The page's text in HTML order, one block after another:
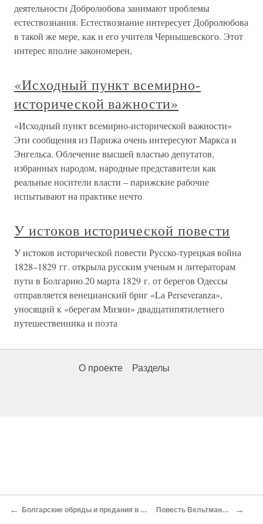
деятельности Добролюбова занимают проблемы
естествознания. Естествознание интересует Добролюбова
в такой же мере, как и его учителя Чернышевского. Этот
интерес вполне закономерен,
«Исходный пункт всемирно-
исторической важности»
«Исходный пункт всемирно-исторической важности»
Эти сообщения из Парижа очень интересуют Маркса и
Энгельса. Облечение высшей властью депутатов,
избранных народом, народные представители как
реальные носители власти – парижские рабочие
испытывают на практике нечто
У истоков исторической повести
У истоков исторической повести Русско-турецкая война
1828–1829 гг. открыла русским ученым и литераторам
пути в Болгарию.20 марта 1829 г. от берегов Одессы
отправляется венецианский бриг «Lа Рerseveranza»,
уносящий к «берегам Мизии» двадцатипятилетнего
путешественника и поэта
О проекте Разделы
← Болгарские обряды и предания в записи И. П. Липранди Повесть Вельтмана о художнике →